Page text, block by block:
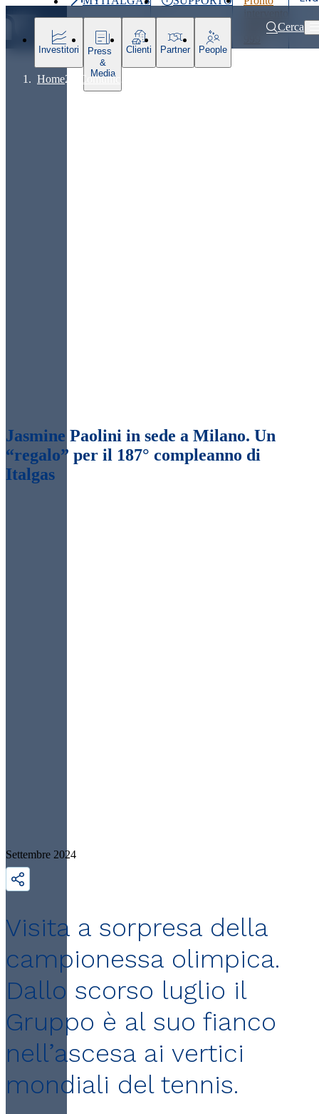
Ultimo
800 900Cerca
Investitori
Press
&
Media
Clienti Partner People
Home Comunicati stampa e news
Jasmine Paolini in sede a Milano. Un
“regalo” per il 187° compleanno di
Italgas
Settembre 2024
Visita a sorpresa della
campionessa olimpica.
Dallo scorso luglio il
Gruppo è al suo fianco
nell’ascesa ai vertici
mondiali del tennis.